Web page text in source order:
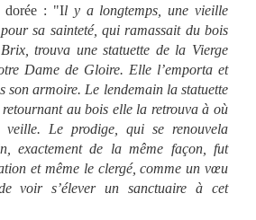
dorée : "Il y a longtemps, une vieille
sa sainteté, qui ramassait du bois
trouva une statuette de la Vierge
Dame de Gloire. Elle l’emporta et
son armoire. Le lendemain la statuette
au bois elle la retrouva à où
veille. Le prodige, qui se renouvela
exactement de la même façon, fut
et même le clergé, comme un vœu
voir s’élever un sanctuaire à cet